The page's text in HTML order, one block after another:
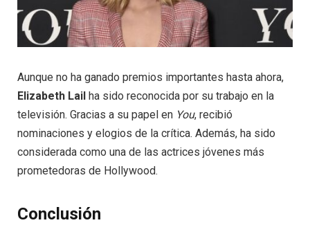
Aunque no ha ganado premios importantes hasta ahora,
Elizabeth Lail ha sido reconocida por su trabajo en la
televisión. Gracias a su papel en You, recibió
nominaciones y elogios de la crítica. Además, ha sido
considerada como una de las actrices jóvenes más
prometedoras de Hollywood.
Conclusión